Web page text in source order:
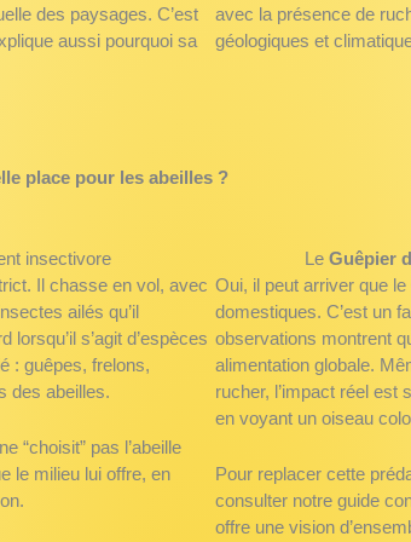
des paysages. C’est
aussi pourquoi sa
avec la présence de
géologiques et
place pour les abeilles ?
insectivore
Il chasse en vol, avec
ailés qu’il
s’agit d’espèces
: guêpes, frelons,
des abeilles.
“choisit” pas l’abeille
le milieu lui offre, en
LeGuêpier
Oui, il peut arriver que le
domestiques. C’est un
observations montrent
alimentation globale.
rucher, l’impact réel est
en voyant un oiseau
Pour replacer cette
consulter notre guide
offre une vision